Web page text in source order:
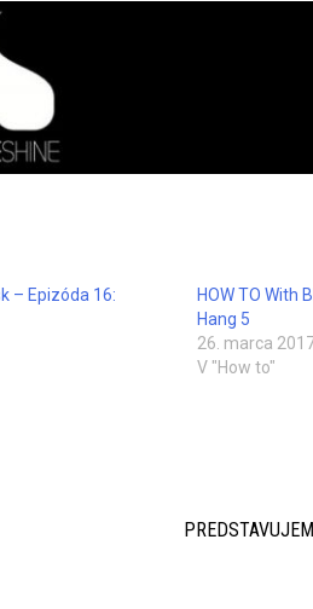
– Epizóda 16:
HOW TO With
Hang 5
26. marca
V "How to"